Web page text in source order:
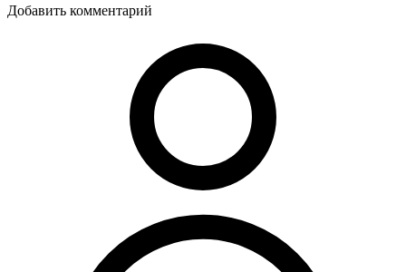
Добавить комментарий